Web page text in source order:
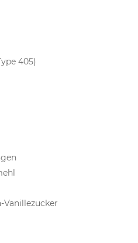
405)
Vanillezucker